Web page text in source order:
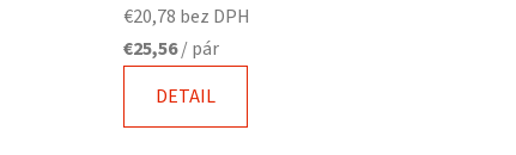
€20,78 bez DPH
€25,56/ pár
DETAIL